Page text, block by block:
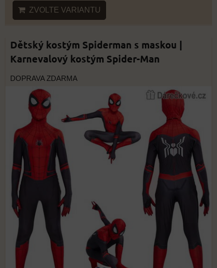
ZVOLTE VARIANTU
Dětský kostým Spiderman s maskou |
Karnevalový kostým Spider-Man
DOPRAVA ZDARMA